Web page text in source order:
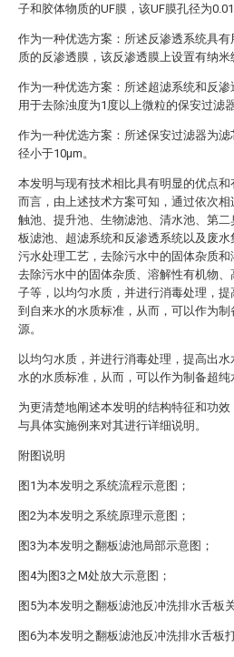
子和胶体物质的UF膜，该UF膜孔径为
作为一种优选方案：所述反渗透系统具
质的反渗透膜，该反渗透膜上设置有纳米
作为一种优选方案：所述超滤系统和反
用于去除浊度为1度以上微粒的保安过滤器
作为一种优选方案：所述保安过滤器为
径小于10μm。
本发明与现有技术相比具有明显的优点
而言，由上述技术方案可知，通过依次
触池、提升池、生物滤池、清水池、第
板滤池、超滤系统和反渗透系统以及废水
污水处理工艺，去除污水中的固体杂质和
去除污水中的固体杂质、溶解性有机物
子等，以均匀水质，并进行消毒处理，提
到自来水的水质标准，从而，可以作为制
源。
以均匀水质，并进行消毒处理，提高出
水的水质标准，从而，可以作为制备超纯
为更清楚地阐述本发明的结构特征和功效
与具体实施例来对其进行详细说明。
附图说明
图1为本发明之系统流程示意图；
图2为本发明之系统原理示意图；
图3为本发明之翻板滤池局部示意图；
图4为图3之M处放大示意图；
图5为本发明之翻板滤池反冲洗排水舌板
图6为本发明之翻板滤池反冲洗排水舌板